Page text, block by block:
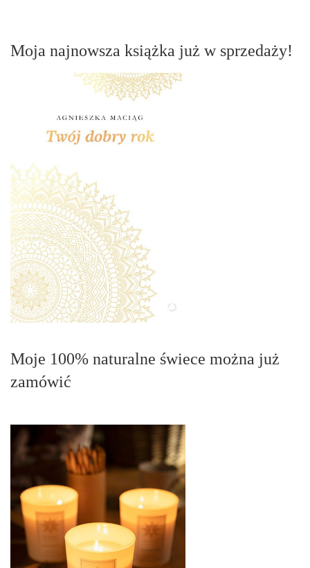
Moja najnowsza książka już w sprzedaży!
Moje 100% naturalne świece można już
zamówić